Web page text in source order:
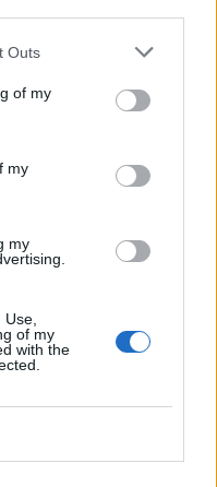
Outs
of my
my
my
of my
with the
jöhet ősszel
kik járnak most
a hosszú
a piaci lakáshitelek